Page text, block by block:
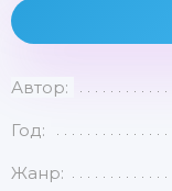
Автор:
Год:
Жанр: